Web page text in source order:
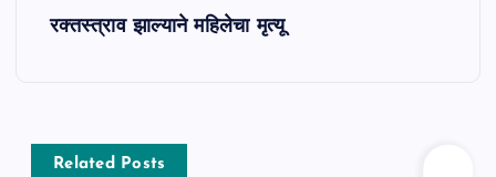
रक्तस्त्राव झाल्याने महिलेचा मृत्यू
Related Posts